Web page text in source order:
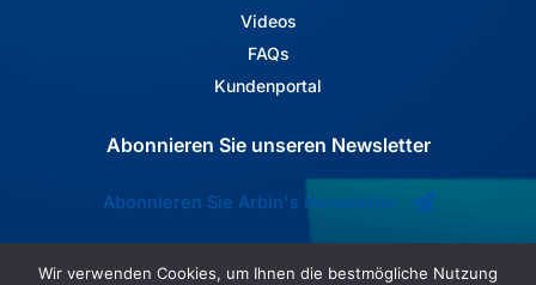
Videos
FAQs
Kundenportal
Abonnieren Sie unseren Newsletter
Abonnieren Sie Arbin's Newsletter
Wir verwenden Cookies, um Ihnen die bestmögliche Nutzung